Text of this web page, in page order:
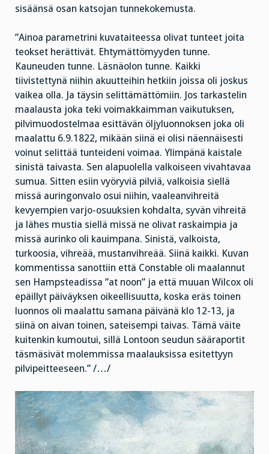
sisäänsä osan katsojan tunnekokemusta.
”Ainoa parametrini kuvataiteessa olivat tunteet joita
teokset herättivät. Ehtymättömyyden tunne.
Kauneuden tunne. Läsnäolon tunne. Kaikki
tiivistettynä niihin akuutteihin hetkiin joissa oli joskus
vaikea olla. Ja täysin selittämättömiin. Jos tarkastelin
maalausta joka teki voimakkaimman vaikutuksen,
pilvimuodostelmaa esittävän öljyluonnoksen joka oli
maalattu 6.9.1822, mikään siinä ei olisi näennäisesti
voinut selittää tunteideni voimaa. Ylimpänä kaistale
sinistä taivasta. Sen alapuolella valkoiseen vivahtavaa
sumua. Sitten esiin vyöryviä pilviä, valkoisia siellä
missä auringonvalo osui niihin, vaaleanvihreitä
kevyempien varjo-osuuksien kohdalta, syvän vihreitä
ja lähes mustia siellä missä ne olivat raskaimpia ja
missä aurinko oli kauimpana. Sinistä, valkoista,
turkoosia, vihreää, mustanvihreää. Siinä kaikki. Kuvan
kommentissa sanottiin että Constable oli maalannut
sen Hampsteadissa ”at noon” ja että muuan Wilcox oli
epäillyt päiväyksen oikeellisuutta, koska eräs toinen
luonnos oli maalattu samana päivänä klo 12-13, ja
siinä on aivan toinen, sateisempi taivas. Tämä väite
kuitenkin kumoutui, sillä Lontoon seudun sääraportit
täsmäsivät molemmissa maalauksissa esitettyyn
pilvipeitteeseen.” /…/